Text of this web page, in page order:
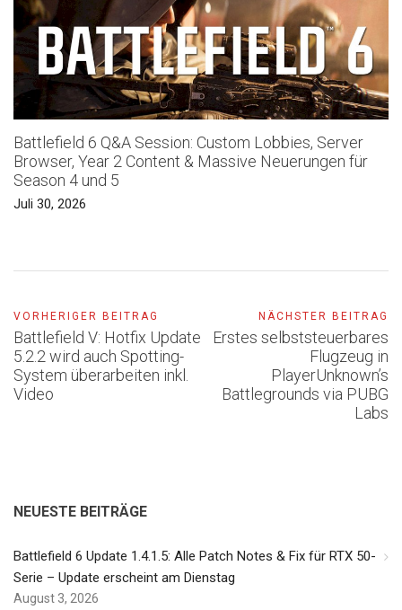
Battlefield 6 Q&A Session: Custom Lobbies, Server
Browser, Year 2 Content & Massive Neuerungen für
Season 4 und 5
Juli 30, 2026
VORHERIGER BEITRAG
Battlefield V: Hotfix Update
5.2.2 wird auch Spotting-
System überarbeiten inkl.
Video
NÄCHSTER BEITRAG
Erstes selbststeuerbares
Flugzeug in
PlayerUnknown’s
Battlegrounds via PUBG
Labs
NEUESTE BEITRÄGE
Battlefield 6 Update 1.4.1.5: Alle Patch Notes & Fix für RTX 50-
Serie – Update erscheint am Dienstag
August 3, 2026